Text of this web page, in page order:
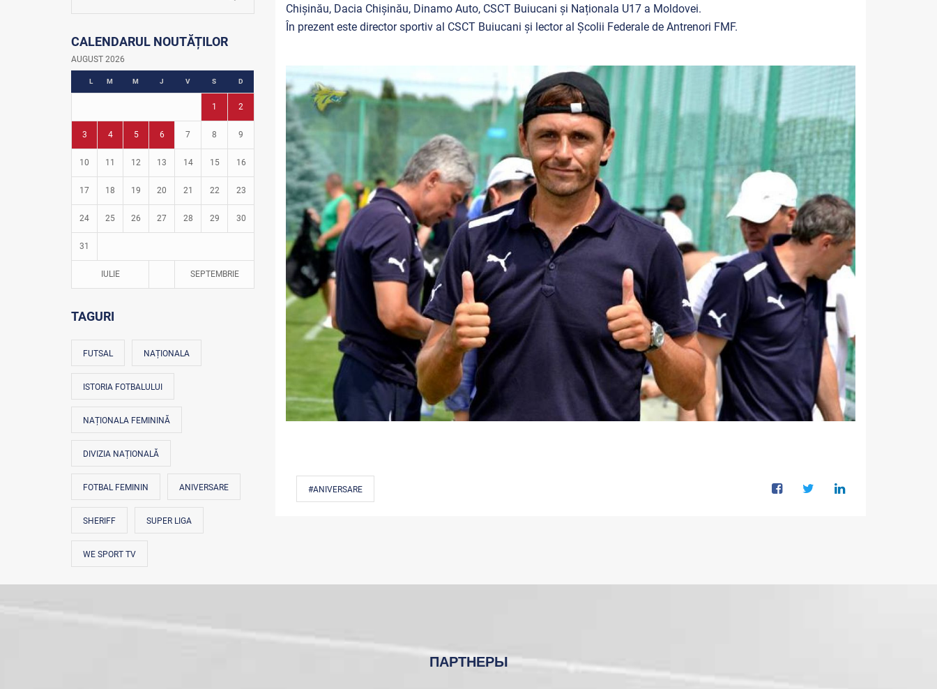
Istoria fotbalului
Turneul Viitorul
Fotbal în grădinițe
CALENDARUL NOUTĂȚILOR
AUGUST 2026
L M M J V S D
1 2
3 4 5 6 7 8 9
10 11 12 13 14 15 16
17 18 19 20 21 22 23
24 25 26 27 28 29 30
31
IULIE SEPTEMBRIE
TAGURI
FUTSAL NAȚIONALA
ISTORIA FOTBALULUI
NAȚIONALA FEMININĂ
DIVIZIA NAȚIONALĂ
FOTBAL FEMININ ANIVERSARE
SHERIFF SUPER LIGA
WE SPORT TV
Chișinău, Dacia Chișinău, Dinamo Auto, CSCT Buiucani și Naționala U17 a Moldovei.
În prezent este director sportiv al CSCT Buiucani și lector al Școlii Federale de Antrenori FMF.
#ANIVERSARE
ПАРТНЕРЫ